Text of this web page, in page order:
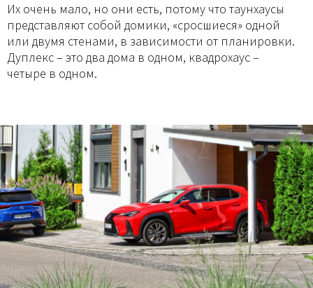
Их очень мало, но они есть, потому что таунхаусы
представляют собой домики, «сросшиеся» одной
или двумя стенами, в зависимости от планировки.
Дуплекс – это два дома в одном, квадрохаус –
четыре в одном.